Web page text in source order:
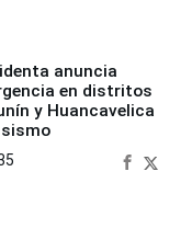
anuncia
en distritos
y Huancavelica